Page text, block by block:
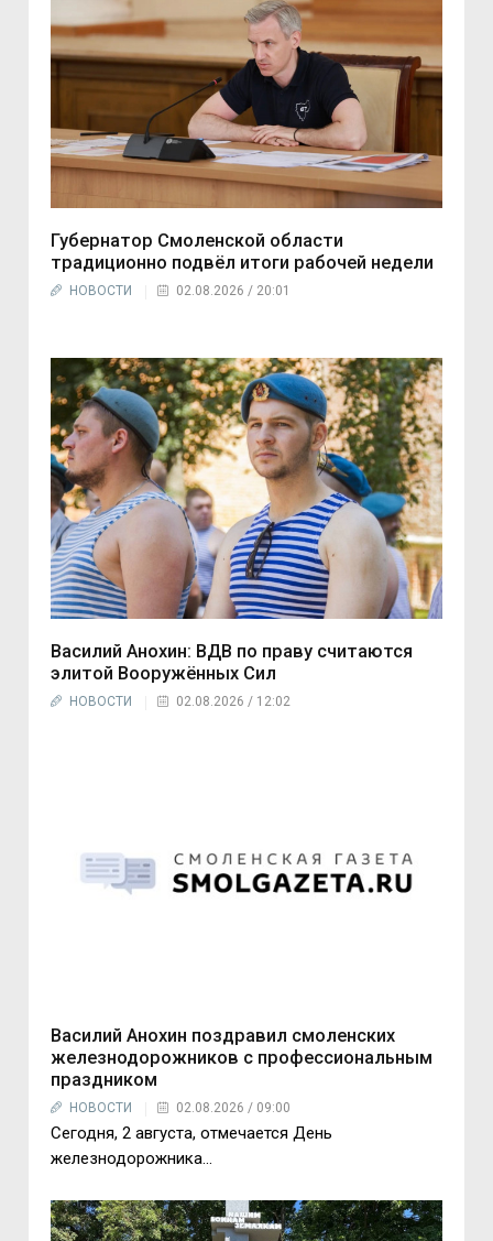
Губернатор Смоленской области
традиционно подвёл итоги рабочей недели
НОВОСТИ 02.08.2026 / 20:01
Василий Анохин: ВДВ по праву считаются
элитой Вооружённых Сил
НОВОСТИ 02.08.2026 / 12:02
Василий Анохин поздравил смоленских
железнодорожников с профессиональным
праздником
НОВОСТИ 02.08.2026 / 09:00
Сегодня, 2 августа, отмечается День
железнодорожника...